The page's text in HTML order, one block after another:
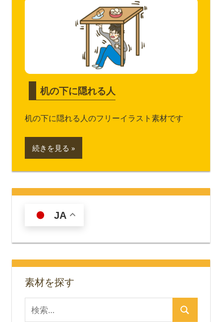
机の下に隠れる人
机の下に隠れる人のフリーイラスト素材です
続きを見る
JA
素材を探す
索
検